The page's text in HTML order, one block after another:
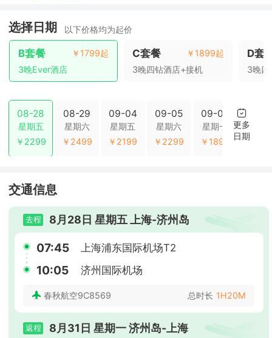
选择日期 以下价格均为起价
B套餐
￥1799起
3晚Ever酒店
C套餐
￥1899起
3晚四钻酒店+接机
D套
3晚四
08-28
星期五
￥2299
08-29
星期六
￥2499
09-04
星期五
￥2199
09-05
星期六
￥2299
09-07
星期一
￥1899
星期
￥
更多
日期
交通信息
去程 8月28日 星期五 上海-济州岛
07:45
10:05
上海浦东国际机场T2
济州国际机场
春秋航空9C8569 总时长 1H20M
返程 8月31日 星期一 济州岛-上海